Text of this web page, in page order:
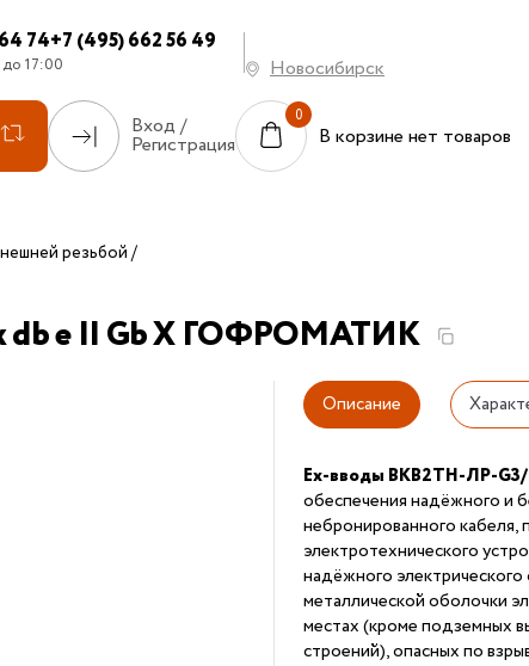
74+7 (495) 662 56 49
17:00 Новосибирск
Вход /
Регистрация В корзине нет товаров
резьбой
db e II Gb X ГОФРОМАТИК
Описание
Ex-вводы ВКВ2ТН-ЛР-
обеспечения надёжного и
небронированного кабеля,
электротехнического
надёжного
металлической оболочки
местах (кроме подземных
строений), опасных по